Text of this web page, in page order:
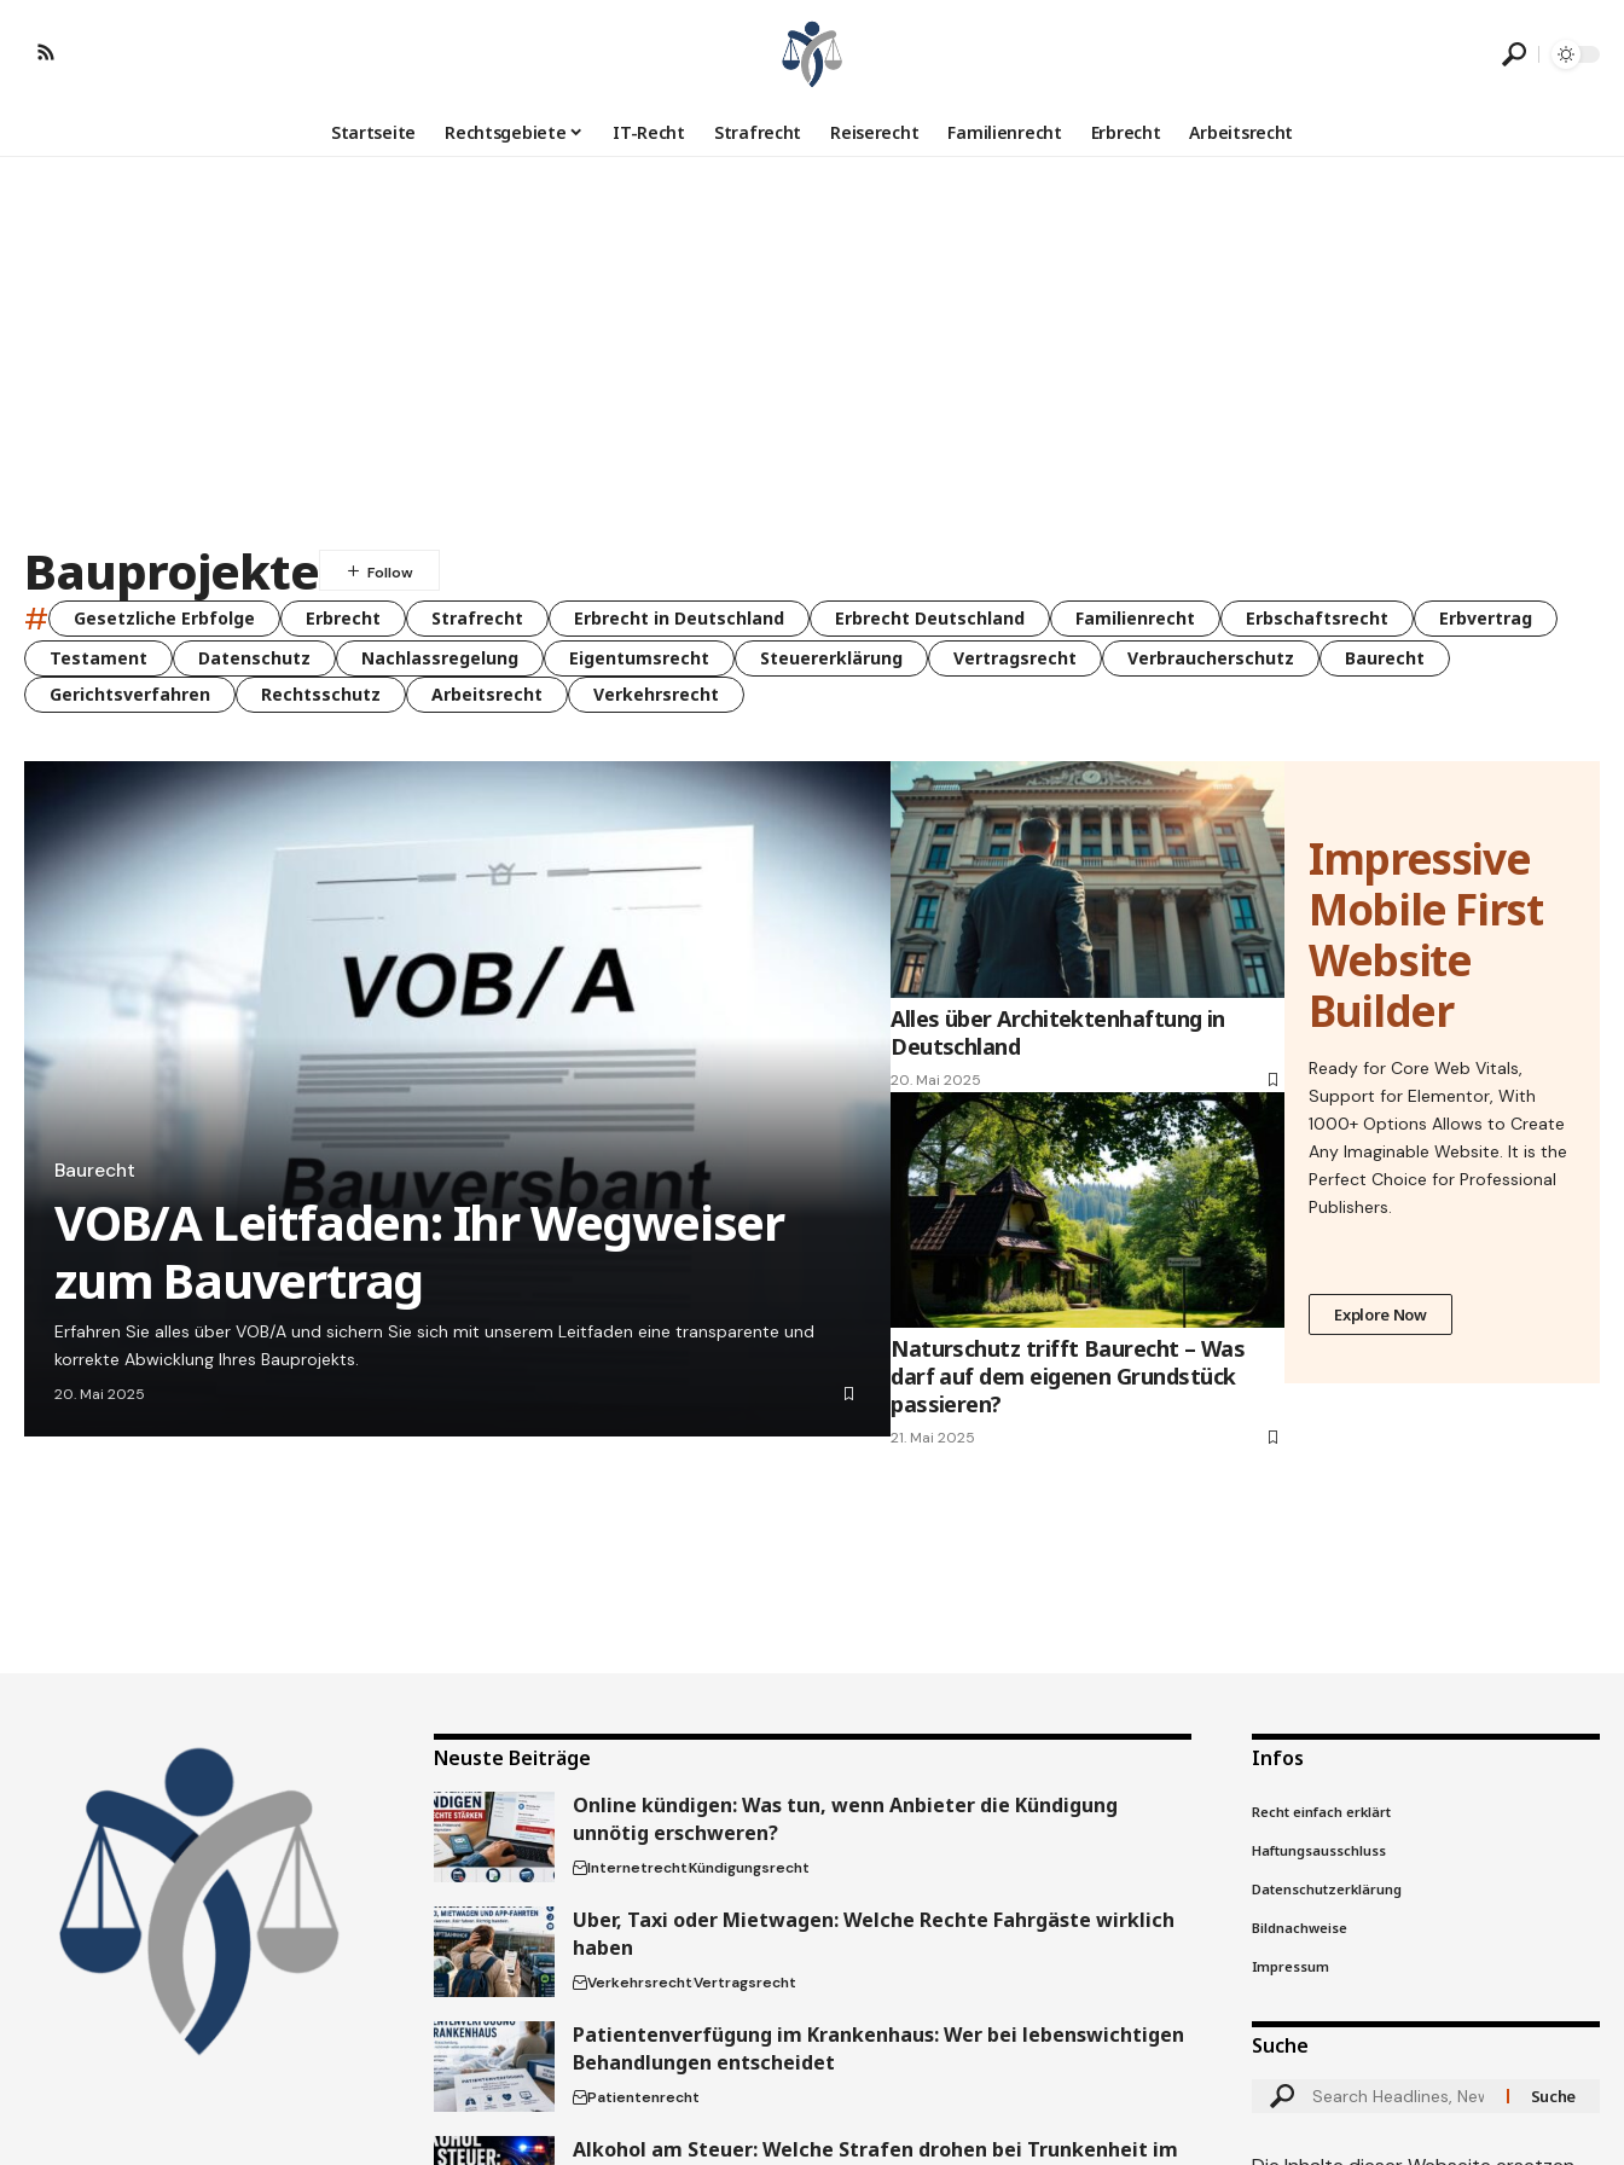
Startseite Rechtsgebiete IT-Recht Strafrecht Reiserecht Familienrecht Erbrecht Arbeitsrecht
Bauprojekte
# Gesetzliche Erbfolge Erbrecht Strafrecht Erbrecht in Deutschland Erbrecht Deutschland Familienrecht Erbschaftsrecht
Erbvertrag
Testament
Datenschutz Nachlassregelung Eigentumsrecht Steuererklärung Vertragsrecht Verbraucherschutz
Baurecht
Gerichtsverfahren
Rechtsschutz Arbeitsrecht Verkehrsrecht
Baurecht
VOB/A Leitfaden: Ihr Wegweiser
zum Bauvertrag
Erfahren Sie alles über VOB/A und sichern Sie sich mit unserem Leitfaden eine transparente und
korrekte Abwicklung Ihres Bauprojekts.
20. Mai 2025
Alles über Architektenhaftung in
Deutschland
20. Mai 2025
Naturschutz trifft Baurecht – Was
darf auf dem eigenen Grundstück
passieren?
21. Mai 2025
Impressive
Mobile First
Website
Builder
Ready for Core Web Vitals,
Support for Elementor, With
1000+ Options Allows to Create
Any Imaginable Website. It is the
Perfect Choice for Professional
Publishers.
Explore Now
Neuste Beiträge
Online kündigen: Was tun, wenn Anbieter die Kündigung
unnötig erschweren?
InternetrechtKündigungsrecht
Uber, Taxi oder Mietwagen: Welche Rechte Fahrgäste wirklich
haben
VerkehrsrechtVertragsrecht
Patientenverfügung im Krankenhaus: Wer bei lebenswichtigen
Behandlungen entscheidet
Patientenrecht
Alkohol am Steuer: Welche Strafen drohen bei Trunkenheit im
Infos
Recht einfach erklärt
Haftungsausschluss
Datenschutzerklärung
Bildnachweise
Impressum
Suche